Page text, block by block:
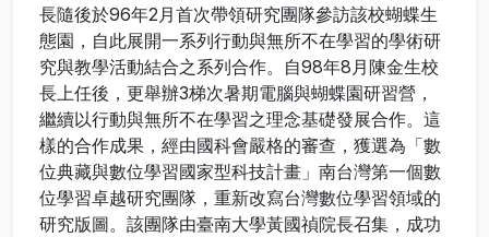
長隨後於96年2月首次帶領研究團隊參訪該校蝴蝶生
態園，自此展開一系列行動與無所不在學習的學術研
究與教學活動結合之系列合作。自98年8月陳金生校
長上任後，更舉辦3梯次暑期電腦與蝴蝶園研習營，
繼續以行動與無所不在學習之理念基礎發展合作。這
樣的合作成果，經由國科會嚴格的審查，獲選為「數
位典藏與數位學習國家型科技計畫」南台灣第一個數
位學習卓越研究團隊，重新改寫台灣數位學習領域的
研究版圖。該團隊由臺南大學黃國禎院長召集，成功